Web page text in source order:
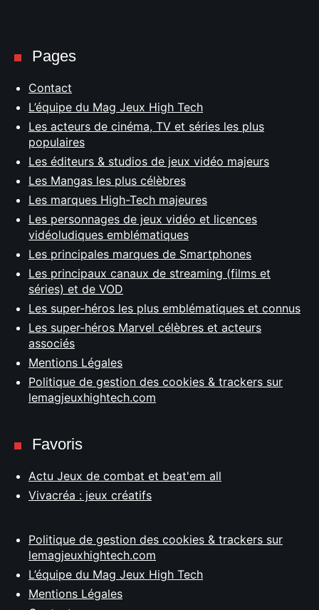
Pages
Contact
L’équipe du Mag Jeux High Tech
Les acteurs de cinéma, TV et séries les plus
populaires
Les éditeurs & studios de jeux vidéo majeurs
Les Mangas les plus célèbres
Les marques High-Tech majeures
Les personnages de jeux vidéo et licences
vidéoludiques emblématiques
Les principales marques de Smartphones
Les principaux canaux de streaming (films et
séries) et de VOD
Les super-héros les plus emblématiques et connus
Les super-héros Marvel célèbres et acteurs
associés
Mentions Légales
Politique de gestion des cookies & trackers sur
lemagjeuxhightech.com
Favoris
Actu Jeux de combat et beat'em all
Vivacréa : jeux créatifs
Politique de gestion des cookies & trackers sur
lemagjeuxhightech.com
L’équipe du Mag Jeux High Tech
Mentions Légales